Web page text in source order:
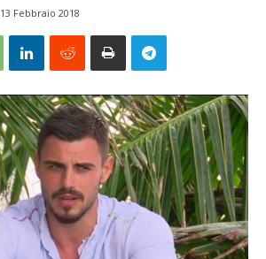
13 Febbraio 2018